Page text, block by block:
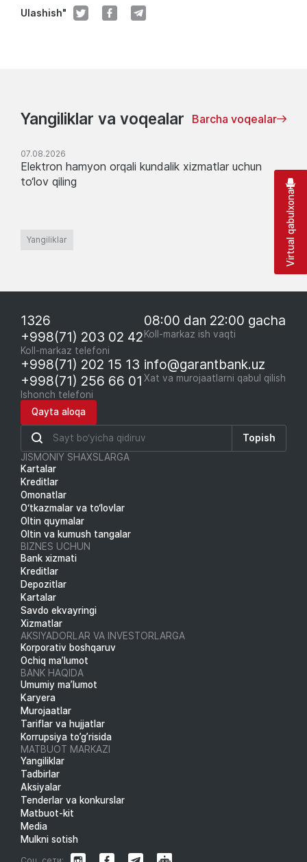
Ulashish"
Yangiliklar va voqealar Barcha voqealar
07.08.2026
Elektron hamyon orqali kundalik xizmatlar uchun
to‘lov qiling
Yangiliklar
1326
+998(71) 203 02 42
Koll-markaz telefoni
08:00 dan 22:00 gacha
Koll-markaz ish vaqti
+998(71) 202 15 13
+998(71) 256 66 01
Ishonch telefoni
info@garantbank.uz
Xat va murojaatlarni qabul qilish
Qayta aloqa
Topish
JISMONIY SHAXSLARGA
Kartalar
Kreditlar
Omonatlar
O‘tkazmalar va to‘lovlar
Oltin quymalar
Oltin va kumush tangalar
BIZNES UCHUN
Bank xizmati
Kreditlar
Depozitlar
Kartalar
Savdo ekvayringi
Xizmatlar
AKSIYADORLAR VA INVESTORLARGA
Korporativ boshqaruv
Ochiq ma’lumot
BANK HAQIDA
Umumiy ma’lumot
Karyera
Murojaatlar
Tariflar va hujjatlar
Korrupsiya to’g’risida
MATBUOT MARKAZI
Yangiliklar
Tadbirlar
Aksiyalar
Tenderlar va konkurslar
Matbuot-kit
Media
Mulkni sotish
Соц. сети:
Virtual qabulxona